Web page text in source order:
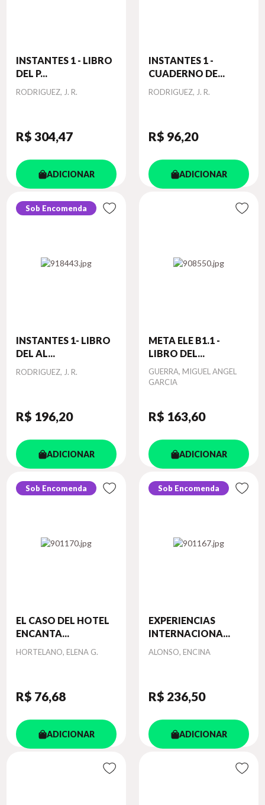
INSTANTES 1 - LIBRO
DEL P...
Autor
RODRIGUEZ, J. R.
R$ 304,47
ADICIONAR
INSTANTES 1 -
CUADERNO DE...
Autor
RODRIGUEZ, J. R.
R$ 96,20
ADICIONAR
Sob Encomenda
INSTANTES 1- LIBRO
DEL AL...
Autor
RODRIGUEZ, J. R.
R$ 196,20
ADICIONAR
META ELE B1.1 -
LIBRO DEL...
Autor
GUERRA, MIGUEL ANGEL
GARCIA
R$ 163,60
ADICIONAR
Sob Encomenda
EL CASO DEL HOTEL
ENCANTA...
Autor
HORTELANO, ELENA G.
R$ 76,68
ADICIONAR
Sob Encomenda
EXPERIENCIAS
INTERNACIONA...
Autor
ALONSO, ENCINA
R$ 236,50
ADICIONAR